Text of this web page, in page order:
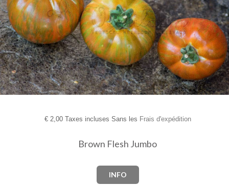
€2,00 Taxes incluses Sans les Frais d'expédition
Brown Flesh Jumbo
INFO